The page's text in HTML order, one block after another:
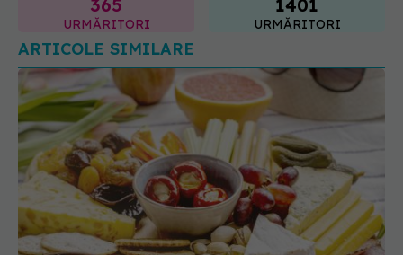
Alimentul pe care medicii recomandă să îl eviți pe
caniculă. Maioneza poate deveni un pericol dacă
nu este păstrată corect